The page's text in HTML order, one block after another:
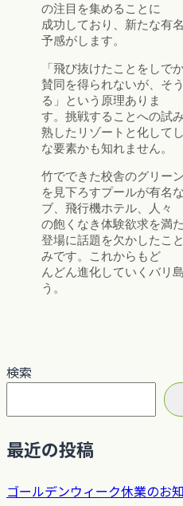
の注目を集めることに
成功しており、新たな有
予感がします。
「飛び抜けたことをしで
賛同を得られないが、そ
る」という原理ありま
す。挑戦することへの試
熟したリゾートと化して
な要素かも知れません。
竹でできた校舎のグリー
を見下ろすプールが有名
ブ、飛行機ホテル、人々
の飽くなき体験欲求を満
登場に話題を欠かしたこ
みです。これからもど
んどん進化していくバリ
う。
検索
最近の投稿
ゴールデンウィーク休業のお